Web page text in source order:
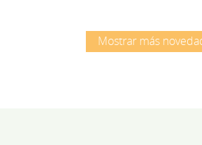
Mostrar más